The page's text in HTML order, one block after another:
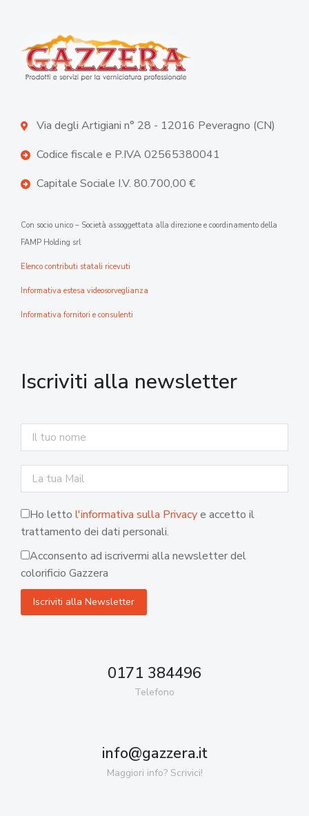
Via degli Artigiani n° 28 - 12016 Peveragno (CN)
Codice fiscale e P.IVA 02565380041
Capitale Sociale I.V. 80.700,00 €
Con socio unico – Società assoggettata alla direzione e coordinamento della
FAMP Holding srl
Elenco contributi statali ricevuti
Informativa estesa videosorveglianza
Informativa fornitori e consulenti
Iscriviti alla newsletter
Ho letto l'informativa sulla Privacye accetto il
trattamento dei dati personali.
Acconsento ad iscrivermi alla newsletter del
colorificio Gazzera
0171 384496
Telefono
info@gazzera.it
Maggiori info? Scrivici!